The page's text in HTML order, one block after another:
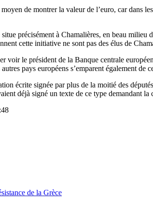
de montrer la valeur de l’euro, car dans
précisément à Chamalières, en beau
cette initiative ne sont pas des élus de
voir le président de la Banque centrale
pays européens s’emparent également de
écrite signée par plus de la moitié des
déjà signé un texte de ce type demandant
de la Grèce